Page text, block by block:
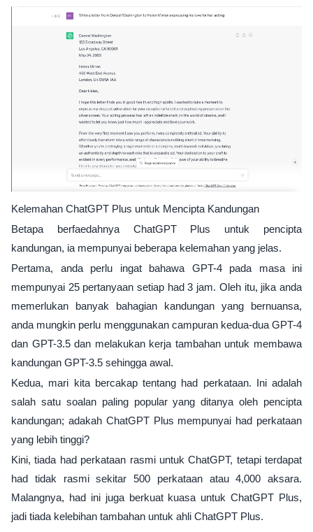
Kelemahan ChatGPT Plus untuk Mencipta Kandungan
Betapa berfaedahnya ChatGPT Plus untuk pencipta
kandungan, ia mempunyai beberapa kelemahan yang jelas.
Pertama, anda perlu ingat bahawa GPT-4 pada masa ini
mempunyai 25 pertanyaan setiap had 3 jam. Oleh itu, jika anda
memerlukan banyak bahagian kandungan yang bernuansa,
anda mungkin perlu menggunakan campuran kedua-dua GPT-4
dan GPT-3.5 dan melakukan kerja tambahan untuk membawa
kandungan GPT-3.5 sehingga awal.
Kedua, mari kita bercakap tentang had perkataan. Ini adalah
salah satu soalan paling popular yang ditanya oleh pencipta
kandungan; adakah ChatGPT Plus mempunyai had perkataan
yang lebih tinggi?
Kini, tiada had perkataan rasmi untuk ChatGPT, tetapi terdapat
had tidak rasmi sekitar 500 perkataan atau 4,000 aksara.
Malangnya, had ini juga berkuat kuasa untuk ChatGPT Plus,
jadi tiada kelebihan tambahan untuk ahli ChatGPT Plus.